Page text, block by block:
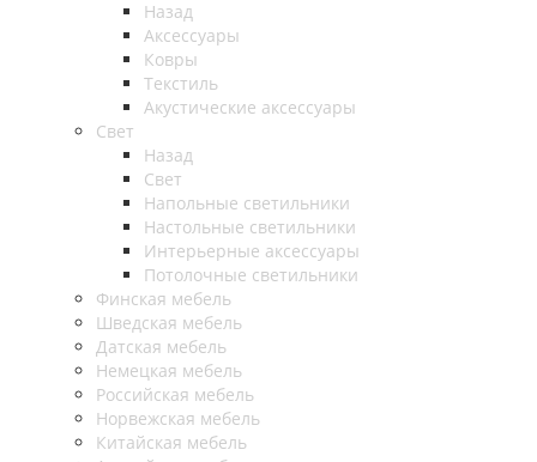
Назад
Аксессуары
Ковры
Текстиль
Акустические аксессуары
Свет
Назад
Свет
Напольные светильники
Настольные светильники
Интерьерные аксессуары
Потолочные светильники
Финская мебель
Шведская мебель
Датская мебель
Немецкая мебель
Российская мебель
Норвежская мебель
Китайская мебель